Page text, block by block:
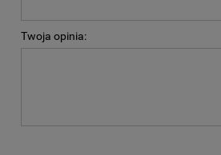
Twoja opinia: